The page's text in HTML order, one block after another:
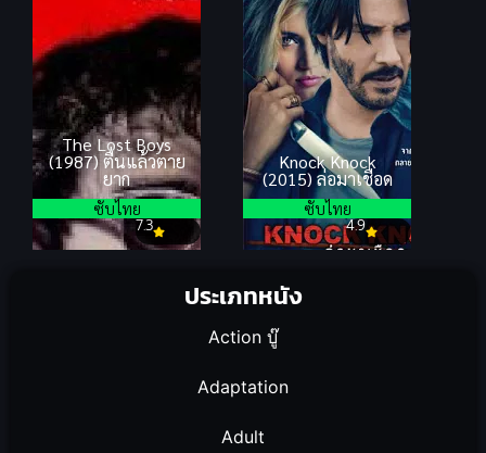
ประเภทหนัง
Action บู๊
Adaptation
Adult
The Lost Boys
(1987) ตื่นแล้วตาย
ยาก
7.3
ซับไทย
Knock Knock
(2015) ล่อมาเชือด
4.9
ซับไทย